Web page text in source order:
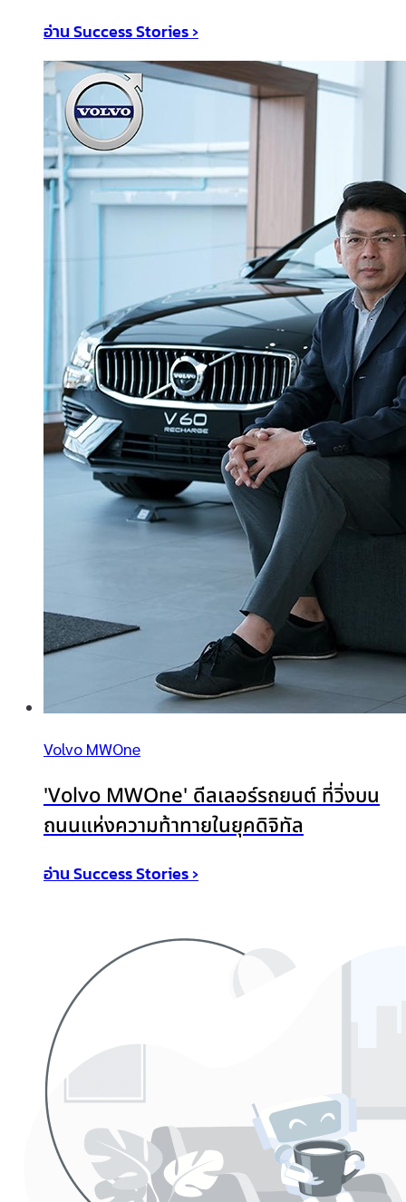
อ่าน Success Stories ›
Volvo MWOne
'Volvo MWOne' ดีลเลอร์รถยนต์ ที่วิ่งบน
ถนนแห่งความท้าทายในยุคดิจิทัล
อ่าน Success Stories ›